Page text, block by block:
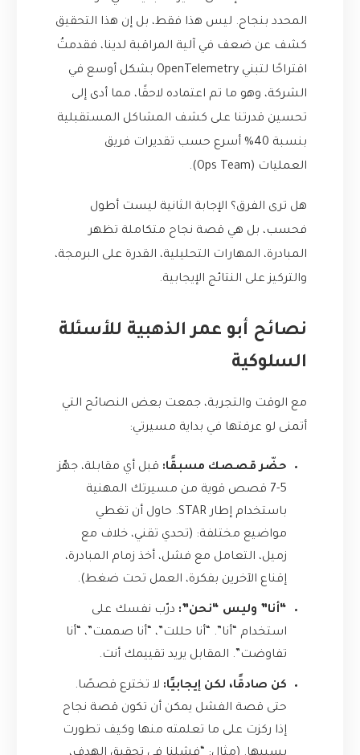
المحدد بنجاح. ليس هذا فقط، بل إن هذا التحقيق
كشف عن ضعف في آلية المراقبة لدينا، فقدمتُ
اقتراحًا لتبني OpenTelemetry بشكل أوسع في
الشركة، وهو ما تم اعتماده لاحقًا، مما أدى إلى
تحسين قدرتنا على كشف المشاكل المستقبلية
بنسبة 40% أسرع حسب تقديرات فريق
العمليات (Ops Team).
هل ترى الفرق؟ الإجابة الثانية ليست أطول
فحسب، بل هي قصة نجاح متكاملة تظهر
المبادرة، المهارات التحليلية، القدرة على البرمجة،
والتركيز على النتائج الإيجابية.
نصائح أبو عمر الذهبية للأسئلة
السلوكية
مع الوقت والتجربة، جمعت بعض النصائح التي
أتمنى لو عرفتها في بداية مسيرتي:
حضّر قصصك مسبقًا: قبل أي مقابلة، جهّز
5-7 قصص قوية من مسيرتك المهنية
باستخدام إطار STAR. حاول أن تغطي
مواضيع مختلفة: (تحدي تقني، خلاف مع
زميل، التعامل مع فشل، أخذ زمام المبادرة،
إقناع الآخرين بفكرة، العمل تحت ضغط).
“أنا” وليس “نحن”: درّب نفسك على
استخدام “أنا”. “أنا حللت”، “أنا صممت”، “أنا
تفاوضت”. المقابل يريد تقييمك أنت.
كن صادقًا، لكن إيجابيًا: لا تخترع قصصًا.
حتى قصة الفشل يمكن أن تكون قصة نجاح
إذا ركزت على ما تعلمته منها وكيف تطورت